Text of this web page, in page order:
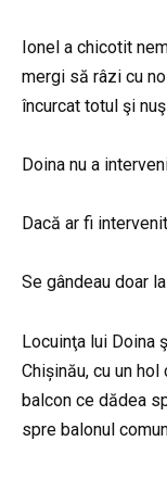
Ionel a chicotit
mergi să râzi cu
încurcat totul şi
Doina nu a
Dacă ar fi
Se gândeau doar
Locuinţa lui Doina
Chișinău, cu un
balcon ce dădea
spre balonul